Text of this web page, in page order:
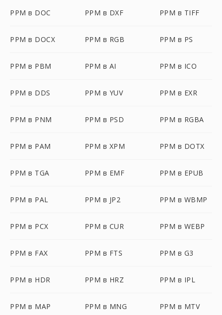
PPM в DOC PPM в DXF PPM в TIFF
PPM в DOCX PPM в RGB PPM в PS
PPM в PBM PPM в AI PPM в ICO
PPM в DDS PPM в YUV PPM в EXR
PPM в PNM PPM в PSD PPM в RGBA
PPM в PAM PPM в XPM PPM в DOTX
PPM в TGA PPM в EMF PPM в EPUB
PPM в PAL PPM в JP2 PPM в WBMP
PPM в PCX PPM в CUR PPM в WEBP
PPM в FAX PPM в FTS PPM в G3
PPM в HDR PPM в HRZ PPM в IPL
PPM в MAP PPM в MNG PPM в MTV